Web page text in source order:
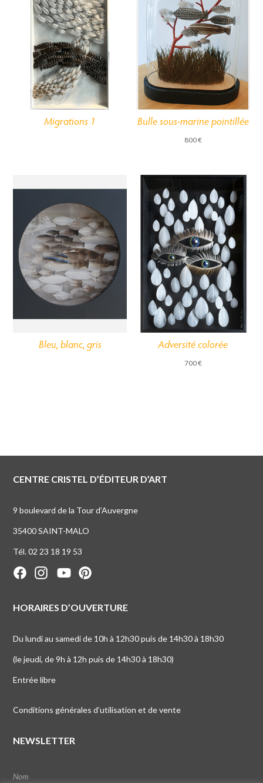
Migrations 1 Bulle sous-marine pointillée
800€
Bleu, blanc, gris Adversité colorée
700€
CENTRE CRISTEL D’ÉDITEUR D’ART
9 boulevard de la Tour d’Auvergne
35400 SAINT-MALO
Tél. 02 23 18 19 53
HORAIRES D’OUVERTURE
Du lundi au samedi de 10h à 12h30 puis de 14h30 à 18h30
(le jeudi, de 9h à 12h puis de 14h30 à 18h30)
Entrée libre
Conditions générales d’utilisation et de vente
NEWSLETTER